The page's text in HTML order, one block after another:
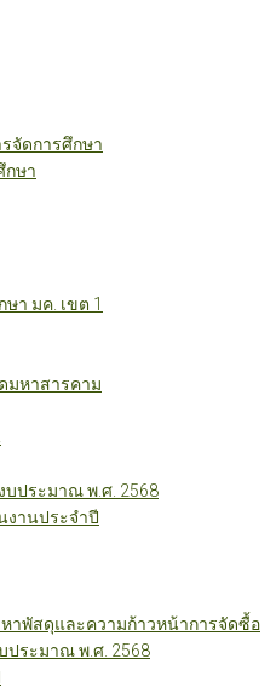
จัดการศึกษา
กษา
า มค. เขต 1
มหาสารคาม
บประมาณ พ.ศ. 2568
งานประจำปี
าพัสดุและความก้าวหน้าการจัดซื้อ
ประมาณ พ.ศ. 2568